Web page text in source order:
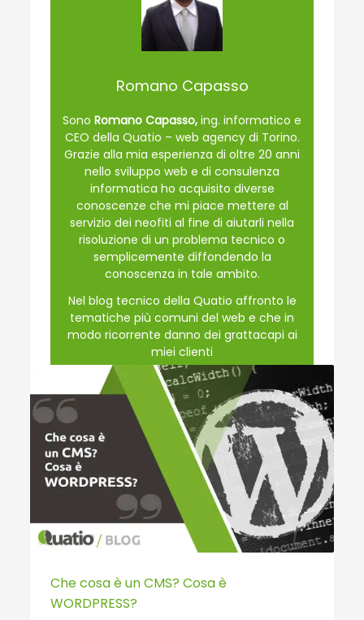
Romano Capasso
Sono Romano Capasso, ing. informatico e
CEO della Quatio – web agency di Torino.
Grazie alla mia esperienza di oltre 20 anni
nello sviluppo web e di consulenza
informatica ho acquisito diverse
conoscenze che mi piace mettere al
servizio dei neofiti al fine di aiutarli nella
risoluzione di un problema tecnico o
semplicemente diffondendo la
conoscenza in tale ambito.
Nel blog tecnico della Quatio affronto le
tematiche più comuni del web e che in
modo ricorrente danno dei grattacapi ai
miei clienti
www.quatio.it
PUBLISHED IN WEB ,QUATIO BLOG
Che cosa è un CMS? Cosa è
WORDPRESS?